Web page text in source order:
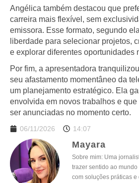
Angélica também destacou que
carreira mais flexível, sem
emissora. Esse formato, segundo
liberdade para selecionar projetos,
e explorar diferentes oportunidades
Por fim, a apresentadora
seu afastamento momentâneo da
um planejamento estratégico. Ela
envolvida em novos trabalhos e
ser anunciadas no momento certo.
06/11/2026 14:07
Mayara
Sobre mim: Uma
trazer sentido ao mundo
com soluções práticas e